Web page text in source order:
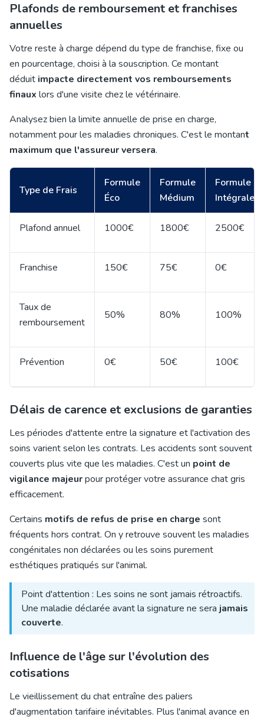
Plafonds de remboursement et franchises
annuelles
Votre reste à charge dépend du type de franchise, fixe ou
en pourcentage, choisi à la souscription. Ce montant
déduit impacte directement vos remboursements
finaux lors d'une visite chez le vétérinaire.
Analysez bien la limite annuelle de prise en charge,
notamment pour les maladies chroniques. C'est le montant
maximum que l'assureur versera.
Type de Frais
Formule
Éco
Formule
Médium
Formule
Intégrale
Plafond annuel 1000€ 1800€ 2500€
Franchise 150€ 75€ 0€
Taux de
remboursement
50% 80% 100%
Prévention 0€ 50€ 100€
Délais de carence et exclusions de garanties
Les périodes d'attente entre la signature et l'activation des
soins varient selon les contrats. Les accidents sont souvent
couverts plus vite que les maladies. C'est un point de
vigilance majeurpour protéger votre assurance chat gris
efficacement.
Certains motifs de refus de prise en charge sont
fréquents hors contrat. On y retrouve souvent les maladies
congénitales non déclarées ou les soins purement
esthétiques pratiqués sur l'animal.
Point d'attention : Les soins ne sont jamais rétroactifs.
Une maladie déclarée avant la signature ne sera jamais
couverte.
Influence de l'âge sur l'évolution des
cotisations
Le vieillissement du chat entraîne des paliers
d'augmentation tarifaire inévitables. Plus l'animal avance en